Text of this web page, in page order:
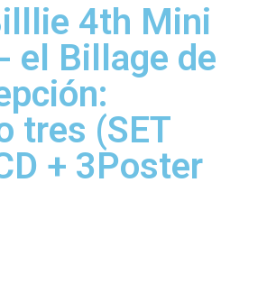
4th Mini
el Billage de
tres (SET
+ 3Poster